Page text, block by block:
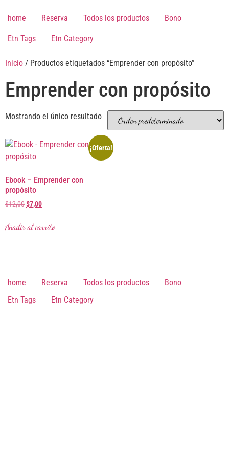
home Reserva Todos los productos Bono
Etn Tags Etn Category
Inicio / Productos etiquetados “Emprender con propósito”
Emprender con propósito
Mostrando el único resultado
¡Oferta!
Ebook – Emprender con
propósito
$12,00El
original
$7,00El
actual
Añadir al carrito
home Reserva Todos los productos
Bono
Etn Tags
Etn Category